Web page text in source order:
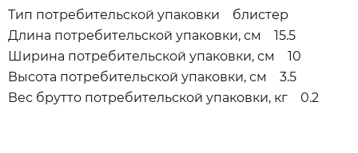
Тип потребительской упаковки блистер
Длина потребительской упаковки, см 15.5
Ширина потребительской упаковки, см 10
Высота потребительской упаковки, см 3.5
Вес брутто потребительской упаковки, кг 0.2